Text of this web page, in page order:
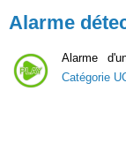
Alarme
Alarme
Catégorie